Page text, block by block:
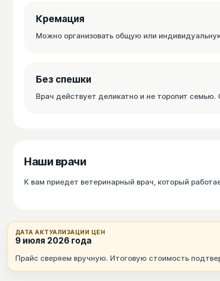
Кремация
Можно организовать общую или
Без спешки
Врач действует деликатно и не торопит
Наши врачи
К вам приедет ветеринарный врач, который
ДАТА АКТУАЛИЗАЦИИ ЦЕН
9 июля 2026 года
Прайс сверяем вручную. Итоговую стоимость